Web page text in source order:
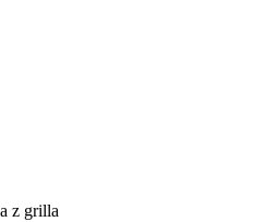
z grilla